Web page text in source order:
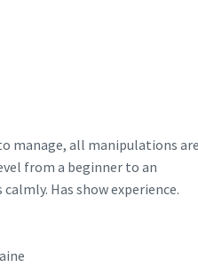
manage, all manipulations
from a beginner to an
Has show experience.